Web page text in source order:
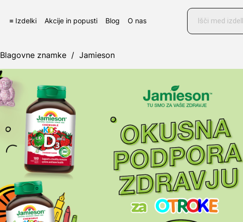
≡ Izdelki Akcije in popusti Blog O nas
Products
search
Blagovne znamke / Jamieson